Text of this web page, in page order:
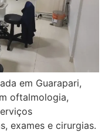
em Guarapari,
oftalmologia,
exames e cirurgias.